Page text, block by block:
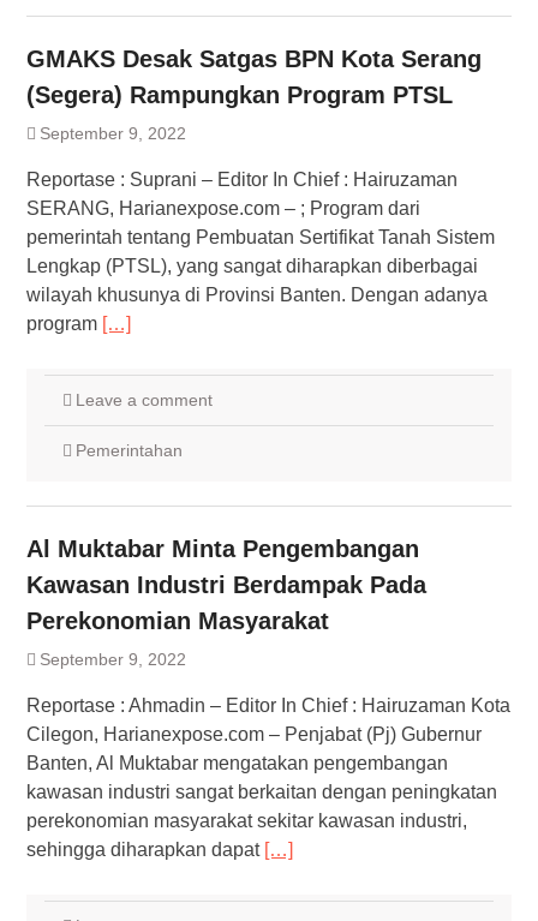
GMAKS Desak Satgas BPN Kota Serang
(Segera) Rampungkan Program PTSL
September 9, 2022
Reportase : Suprani – Editor In Chief : Hairuzaman
SERANG, Harianexpose.com – ; Program dari
pemerintah tentang Pembuatan Sertifikat Tanah Sistem
Lengkap (PTSL), yang sangat diharapkan diberbagai
wilayah khusunya di Provinsi Banten. Dengan adanya
program […]
Leave a comment
Pemerintahan
Al Muktabar Minta Pengembangan
Kawasan Industri Berdampak Pada
Perekonomian Masyarakat
September 9, 2022
Reportase : Ahmadin – Editor In Chief : Hairuzaman Kota
Cilegon, Harianexpose.com – Penjabat (Pj) Gubernur
Banten, Al Muktabar mengatakan pengembangan
kawasan industri sangat berkaitan dengan peningkatan
perekonomian masyarakat sekitar kawasan industri,
sehingga diharapkan dapat […]